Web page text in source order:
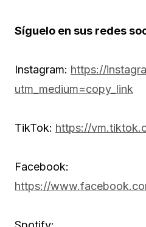
Síguelo en sus redes
Instagram: https://
utm_medium=copy_link
TikTok: https://
Facebook:
https://